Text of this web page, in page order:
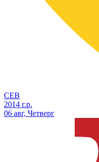
СЕВ
2014 г.р.
06 авг, Четверг